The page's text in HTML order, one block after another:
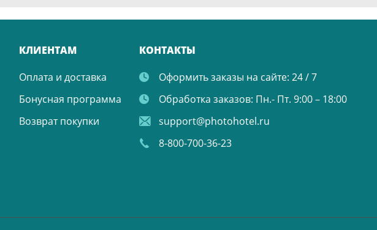
КЛИЕНТАМ
Оплата и доставка
Бонусная программа
Возврат покупки
КОНТАКТЫ
Оформить заказы на сайте: 24 / 7
Обработка заказов: Пн.- Пт. 9:00 – 18:00
support@photohotel.ru
8-800-700-36-23